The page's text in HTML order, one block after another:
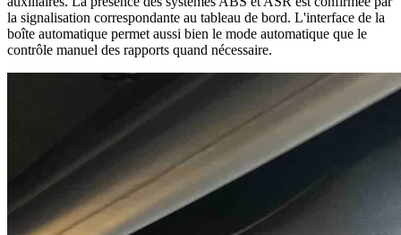
la signalisation correspondante au tableau de bord. L'interface de la
boîte automatique permet aussi bien le mode automatique que le
contrôle manuel des rapports quand nécessaire.